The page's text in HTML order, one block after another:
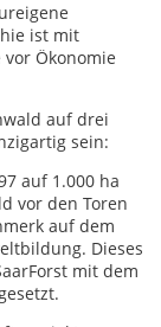
ist mit
Ökonomie
auf drei
sein:
auf 1.000 ha
vor den Toren
auf dem
Dieses
mit dem